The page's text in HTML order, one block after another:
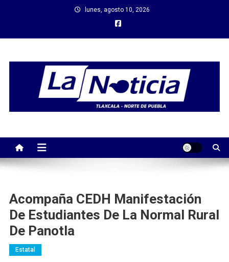
lunes, agosto 10, 2026
Acompaña CEDH Manifestación
De Estudiantes De La Normal Rural
De Panotla
Estatal